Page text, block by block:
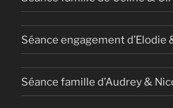
Séance engagement d’Elodie
Séance famille d’Audrey &